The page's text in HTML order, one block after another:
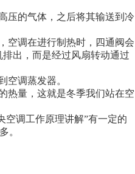
压的气体，之后将其输送到冷
空调在进行制热时，四通阀会
出，而是经过风扇转动通过
空调蒸发器。
热量，这就是冬季我们站在空
空调工作原理讲解”有一定的
。